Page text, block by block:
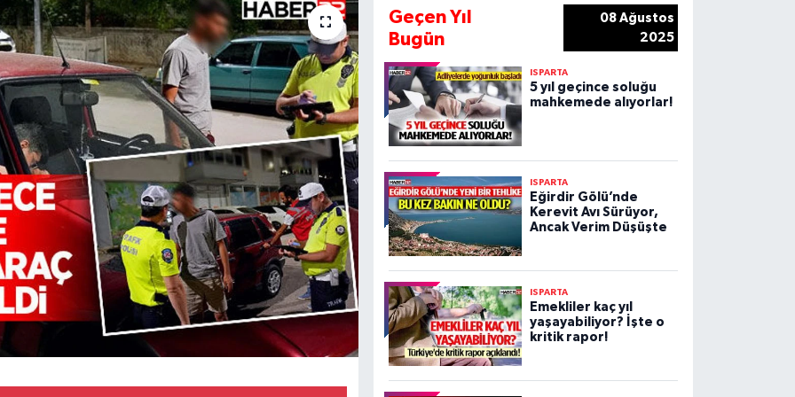
Geçen Yıl
Bugün
08 Ağustos
2025
ISPARTA
5 yıl geçince soluğu
mahkemede alıyorlar!
ISPARTA
Eğirdir Gölü’nde
Kerevit Avı Sürüyor,
Ancak Verim Düşüşte
ISPARTA
Emekliler kaç yıl
yaşayabiliyor? İşte o
kritik rapor!